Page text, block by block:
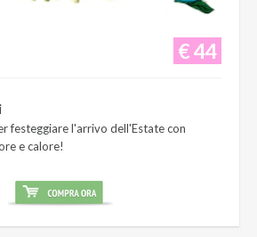
€ 44
festeggiare l'arrivo dell'Estate con
e calore!